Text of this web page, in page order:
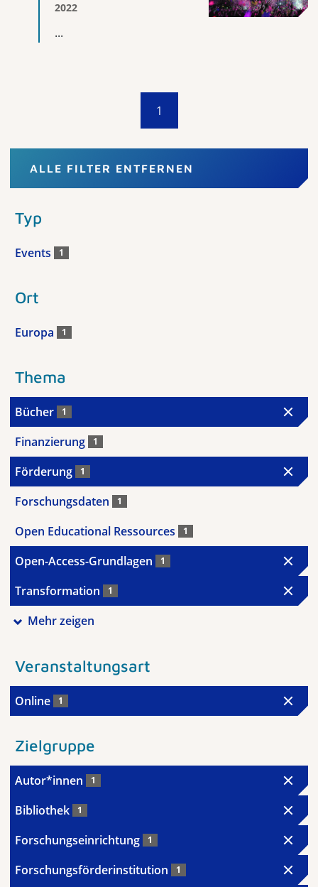
2022
...
1
ALLE FILTER ENTFERNEN
Typ
Events 1
Ort
Europa 1
Thema
Bücher 1
Finanzierung 1
Förderung 1
Forschungsdaten 1
Open Educational Ressources 1
Open-Access-Grundlagen 1
Transformation 1
Mehr zeigen
Veranstaltungsart
Online 1
Zielgruppe
Autor*innen 1
Bibliothek 1
Forschungseinrichtung 1
Forschungsförderinstitution 1